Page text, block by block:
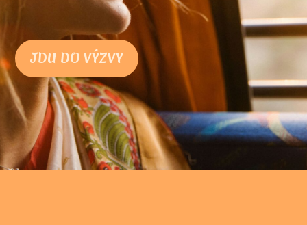
JDU DO VÝZVY